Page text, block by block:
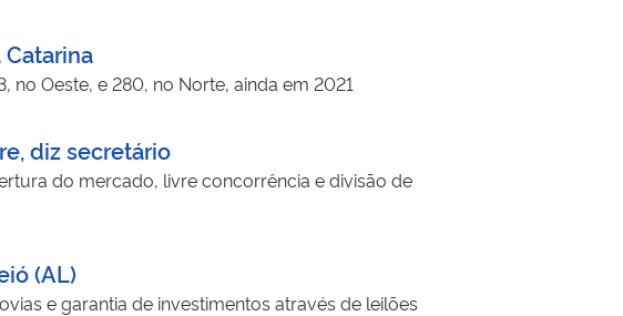
no Oeste, e 280, no Norte, ainda em 2021
diz secretário
do mercado, livre concorrência e divisão de
(AL)
e garantia de investimentos através de leilões